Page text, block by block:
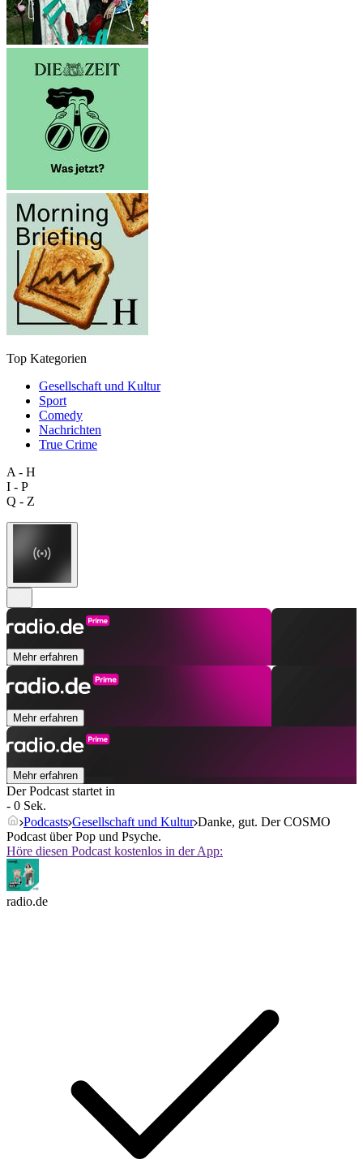
Top Kategorien
Gesellschaft und Kultur
Sport
Comedy
Nachrichten
True Crime
A - H
I - P
Q - Z
Mehr erfahren
Mehr erfahren
Mehr erfahren
Der Podcast startet in
- 0 Sek.
Podcasts Gesellschaft und Kultur Danke, gut. Der COSMO
Podcast über Pop und Psyche.
Höre diesen Podcast kostenlos in der App:
radio.de